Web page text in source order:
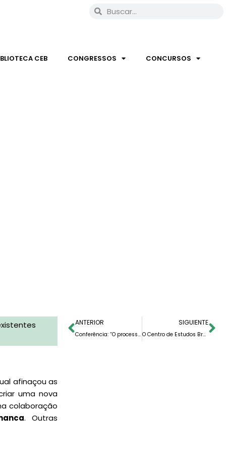
CEB CONGRESSOS CONCURSOS
afinaçou as
uma nova
colaboração
. Outras
ANTERIOR
Conferência: “O processo de impeachment no Brasil”
SIGUIENTE
O Centro de Estudos Brasileiros retoma o seu ciclo de cinema brasileiro